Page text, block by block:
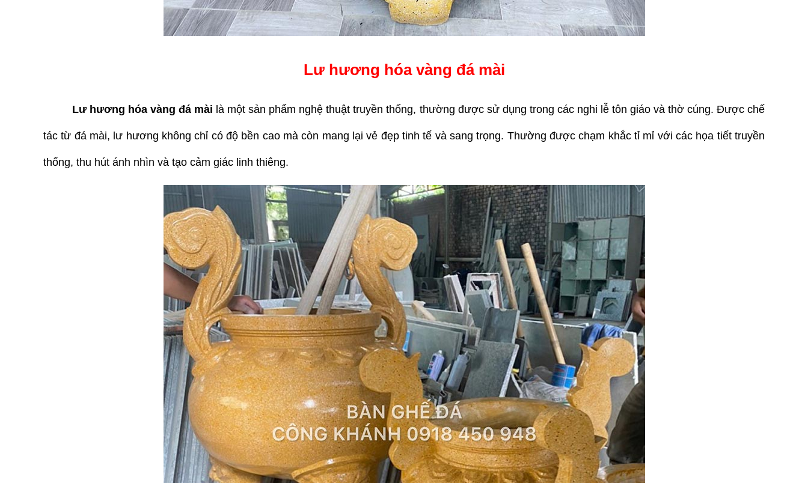
Lư hương hóa vàng đá mài
Lư hương hóa vàng đá mài là một sản phẩm nghệ thuật truyền thống, thường được sử dụng trong các nghi lễ tôn giáo và thờ cúng. Được chế
tác từ đá mài, lư hương không chỉ có độ bền cao mà còn mang lại vẻ đẹp tinh tế và sang trọng. Thường được chạm khắc tỉ mỉ với các họa tiết truyền
thống, thu hút ánh nhìn và tạo cảm giác linh thiêng.